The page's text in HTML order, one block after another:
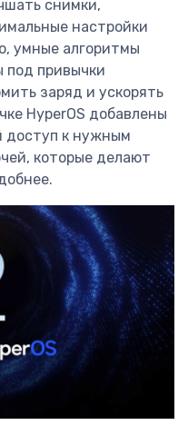
снимки,
настройки
умные алгоритмы
под привычки
заряд и ускорять
HyperOS добавлены
доступ к нужным
которые делают